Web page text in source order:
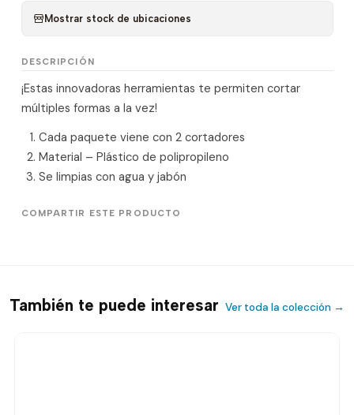
Mostrar stock de ubicaciones
DESCRIPCIÓN
¡Estas innovadoras herramientas te permiten cortar
múltiples formas a la vez!
Cada paquete viene con 2 cortadores
Material – Plástico de polipropileno
Se limpias con agua y jabón
COMPARTIR ESTE PRODUCTO
También te puede interesar Ver toda la colección →